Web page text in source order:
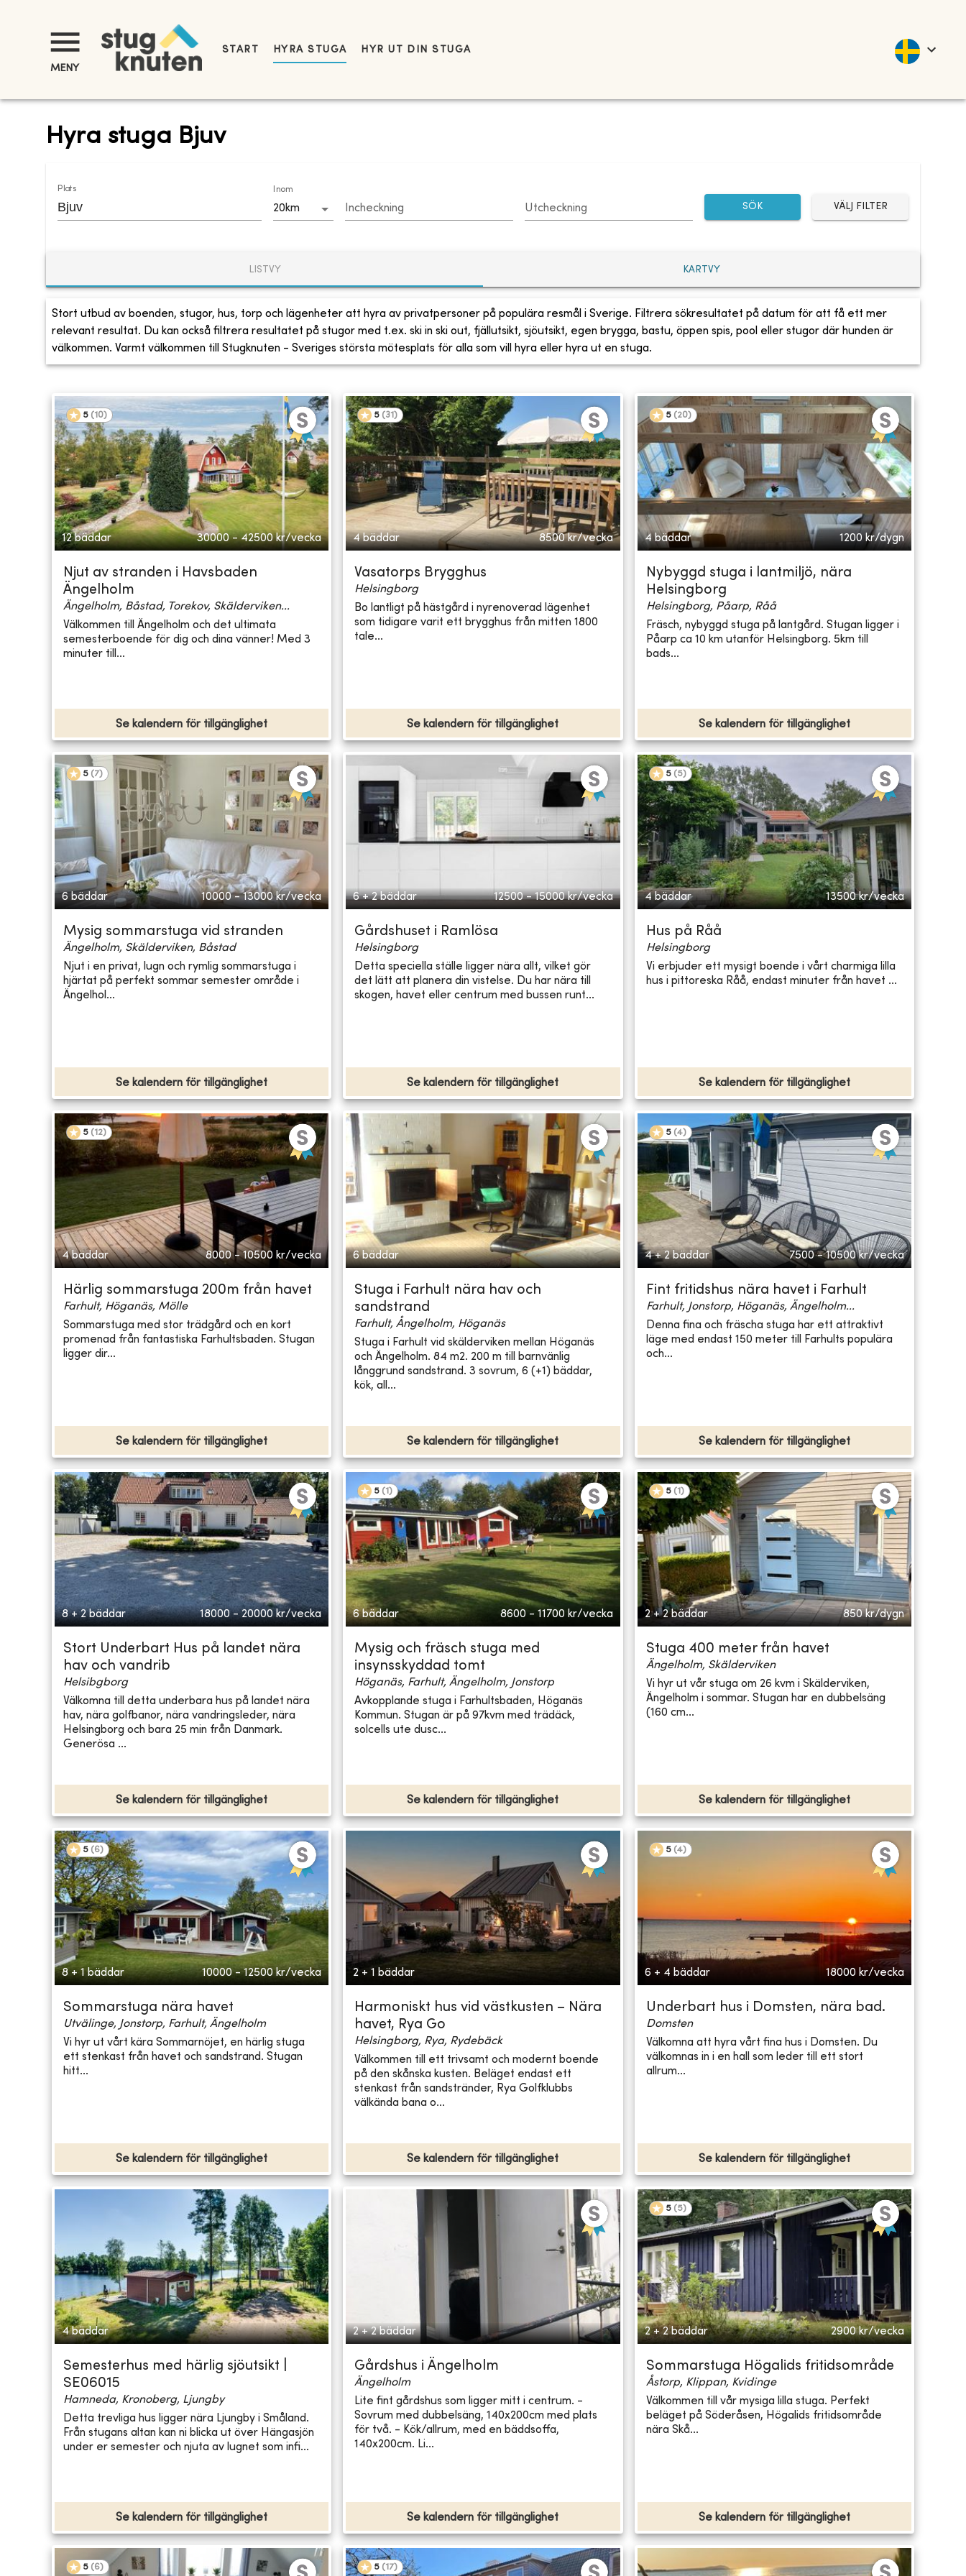
MENY
START HYRA STUGA HYR UT DIN STUGA
Hyra stuga Bjuv
Plats Inom
20km Incheckning Utcheckning SÖK VÄLJ FILTER
LISTVY KARTVY
Stort utbud av boenden, stugor, hus, torp och lägenheter att hyra av privatpersoner på populära resmål i Sverige. Filtrera sökresultatet på datum för att få ett mer
relevant resultat. Du kan också filtrera resultatet på stugor med t.ex. ski in ski out, fjällutsikt, sjöutsikt, egen brygga, bastu, öppen spis, pool eller stugor där hunden är
välkommen. Varmt välkommen till Stugknuten - Sveriges största mötesplats för alla som vill hyra eller hyra ut en stuga.
5 (10)
12 bäddar 30000 - 42500 kr/vecka
Njut av stranden i Havsbaden
Ängelholm
Ängelholm, Båstad, Torekov, Skälderviken...
Välkommen till Ängelholm och det ultimata
semesterboende för dig och dina vänner! Med 3
minuter till...
Se kalendern för tillgänglighet
5 (31 )
4 bäddar 8500 kr/vecka
Vasatorps Brygghus
Helsingborg
Bo lantligt på hästgård i nyrenoverad lägenhet
som tidigare varit ett brygghus från mitten 1800
tale...
Se kalendern för tillgänglighet
5 (20)
4 bäddar 1200 kr/dygn
Nybyggd stuga i lantmiljö, nära
Helsingborg
Helsingborg, Påarp, Råå
Fräsch, nybyggd stuga på lantgård. Stugan ligger i
Påarp ca 10 km utanför Helsingborg. 5km till
bads...
Se kalendern för tillgänglighet
5 (7)
6 bäddar 10000 - 13000 kr/vecka
Mysig sommarstuga vid stranden
Ängelholm, Skälderviken, Båstad
Njut i en privat, lugn och rymlig sommarstuga i
hjärtat på perfekt sommar semester område i
Ängelhol...
Se kalendern för tillgänglighet
6 + 2 bäddar 12500 - 15000 kr/vecka
Gårdshuset i Ramlösa
Helsingborg
Detta speciella ställe ligger nära allt, vilket gör
det lätt att planera din vistelse. Du har nära till
skogen, havet eller centrum med bussen runt...
Se kalendern för tillgänglighet
5 (5)
4 bäddar 13500 kr/vecka
Hus på Råå
Helsingborg
Vi erbjuder ett mysigt boende i vårt charmiga lilla
hus i pittoreska Råå, endast minuter från havet ...
Se kalendern för tillgänglighet
5 (12)
4 bäddar 8000 - 10500 kr/vecka
Härlig sommarstuga 200m från havet
Farhult, Höganäs, Mölle
Sommarstuga med stor trädgård och en kort
promenad från fantastiska Farhultsbaden. Stugan
ligger dir...
Se kalendern för tillgänglighet
6 bäddar
Stuga i Farhult nära hav och
sandstrand
Farhult, Ångelholm, Höganäs
Stuga i Farhult vid skälderviken mellan Höganäs
och Ängelholm. 84 m2. 200 m till barnvänlig
långgrund sandstrand. 3 sovrum, 6 (+1) bäddar,
kök, all...
Se kalendern för tillgänglighet
5 (4)
4 + 2 bäddar 7500 - 10500 kr/vecka
Fint fritidshus nära havet i Farhult
Farhult, Jonstorp, Höganäs, Ängelholm...
Denna fina och fräscha stuga har ett attraktivt
läge med endast 150 meter till Farhults populära
och...
Se kalendern för tillgänglighet
8 + 2 bäddar 18000 - 20000 kr/vecka
Stort Underbart Hus på landet nära
hav och vandrib
Helsibgborg
Välkomna till detta underbara hus på landet nära
hav, nära golfbanor, nära vandringsleder, nära
Helsingborg och bara 25 min från Danmark.
Generösa ...
Se kalendern för tillgänglighet
5 (1 )
6 bäddar 8600 - 11700 kr/vecka
Mysig och fräsch stuga med
insynsskyddad tomt
Höganäs, Farhult, Ängelholm, Jonstorp
Avkopplande stuga i Farhultsbaden, Höganäs
Kommun. Stugan är på 97kvm med trädäck,
solcells ute dusc...
Se kalendern för tillgänglighet
5 (1 )
2 + 2 bäddar 850 kr/dygn
Stuga 400 meter från havet
Ängelholm, Skälderviken
Vi hyr ut vår stuga om 26 kvm i Skälderviken,
Ängelholm i sommar. Stugan har en dubbelsäng
(160 cm...
Se kalendern för tillgänglighet
5 (6)
8 + 1 bäddar 10000 - 12500 kr/vecka
Sommarstuga nära havet
Utvälinge, Jonstorp, Farhult, Ängelholm
Vi hyr ut vårt kära Sommarnöjet, en härlig stuga
ett stenkast från havet och sandstrand. Stugan
hitt...
Se kalendern för tillgänglighet
2 + 1 bäddar
Harmoniskt hus vid västkusten – Nära
havet, Rya Go
Helsingborg, Rya, Rydebäck
Välkommen till ett trivsamt och modernt boende
på den skånska kusten. Beläget endast ett
stenkast från sandstränder, Rya Golfklubbs
välkända bana o...
Se kalendern för tillgänglighet
5 (4)
6 + 4 bäddar 18000 kr/vecka
Underbart hus i Domsten, nära bad.
Domsten
Välkomna att hyra vårt fina hus i Domsten. Du
välkomnas in i en hall som leder till ett stort
allrum...
Se kalendern för tillgänglighet
4 bäddar
Semesterhus med härlig sjöutsikt |
SE06015
Hamneda, Kronoberg, Ljungby
Detta trevliga hus ligger nära Ljungby i Småland.
Från stugans altan kan ni blicka ut över Hängasjön
under er semester och njuta av lugnet som infi...
Se kalendern för tillgänglighet
2 + 2 bäddar
Gårdshus i Ängelholm
Ängelholm
Lite fint gårdshus som ligger mitt i centrum. -
Sovrum med dubbelsäng, 140x200cm med plats
för två. - Kök/allrum, med en bäddsoffa,
140x200cm. Li...
Se kalendern för tillgänglighet
5 (5)
2 + 2 bäddar 2900 kr/vecka
Sommarstuga Högalids fritidsområde
Åstorp, Klippan, Kvidinge
Välkommen till vår mysiga lilla stuga. Perfekt
beläget på Söderåsen, Högalids fritidsområde
nära Skå...
Se kalendern för tillgänglighet
5 (6) 5 (17)